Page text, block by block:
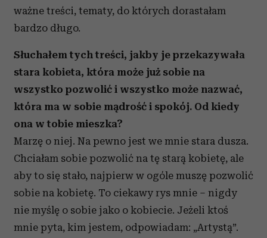
ważne treści, tematy, do których dorastałam
bardzo długo.
Słuchałem tych treści, jakby je przekazywała
stara kobieta, która może już sobie na
wszystko pozwolić i wszystko może nazwać,
która ma w sobie mądrość i spokój. Od kiedy
ona w tobie mieszka?
Marzę o niej. Na pewno jest we mnie stara dusza.
Chciałam sobie pozwolić na tę starą kobietę, ale
aby to się stało, najpierw w ogóle muszę pozwolić
sobie na kobietę. To ciekawy rys mnie – nigdy
nie myślę o sobie jako o kobiecie. Jeżeli ktoś
mnie pyta, kim jestem, odpowiadam: „Artystą”.